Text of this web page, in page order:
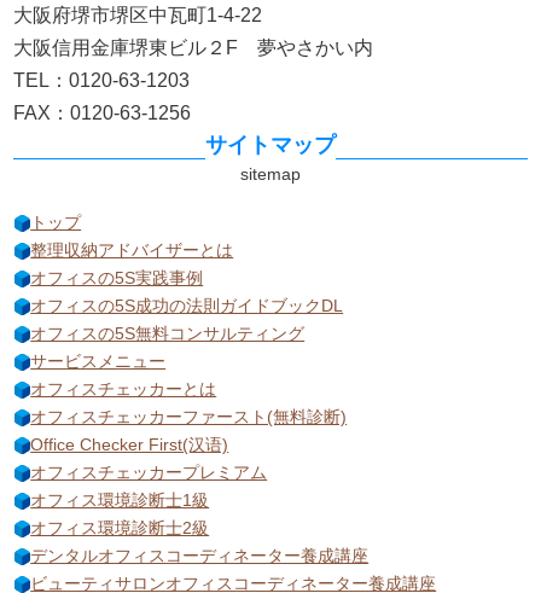
大阪府堺市堺区中瓦町1-4-22
大阪信用金庫堺東ビル２F 夢やさかい内
TEL：0120-63-1203
FAX：0120-63-1256
サイトマップ
トップ
整理収納アドバイザーとは
オフィスの5S実践事例
オフィスの5S成功の法則ガイドブックDL
オフィスの5S無料コンサルティング
サービスメニュー
オフィスチェッカーとは
オフィスチェッカーファースト(無料診断)
Office Checker First(汉语)
オフィスチェッカープレミアム
オフィス環境診断士1級
オフィス環境診断士2級
デンタルオフィスコーディネーター養成講座
ビューティサロンオフィスコーディネーター養成講座